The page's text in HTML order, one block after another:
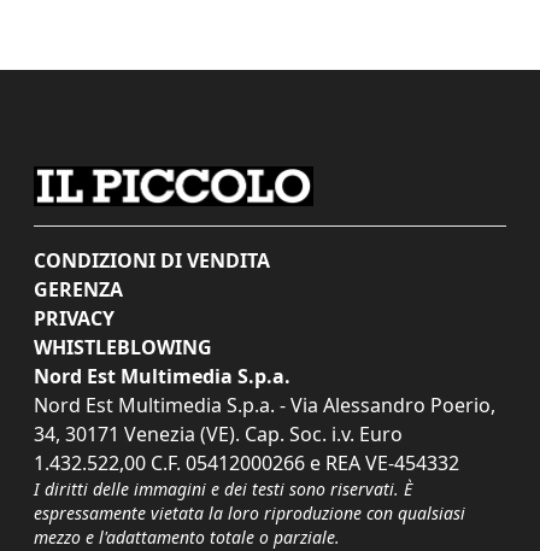
CONDIZIONI DI VENDITA
GERENZA
PRIVACY
WHISTLEBLOWING
Nord Est Multimedia S.p.a.
Nord Est Multimedia S.p.a. - Via Alessandro Poerio,
34, 30171 Venezia (VE). Cap. Soc. i.v. Euro
1.432.522,00 C.F. 05412000266 e REA VE-454332
I diritti delle immagini e dei testi sono riservati. È
espressamente vietata la loro riproduzione con qualsiasi
mezzo e l'adattamento totale o parziale.